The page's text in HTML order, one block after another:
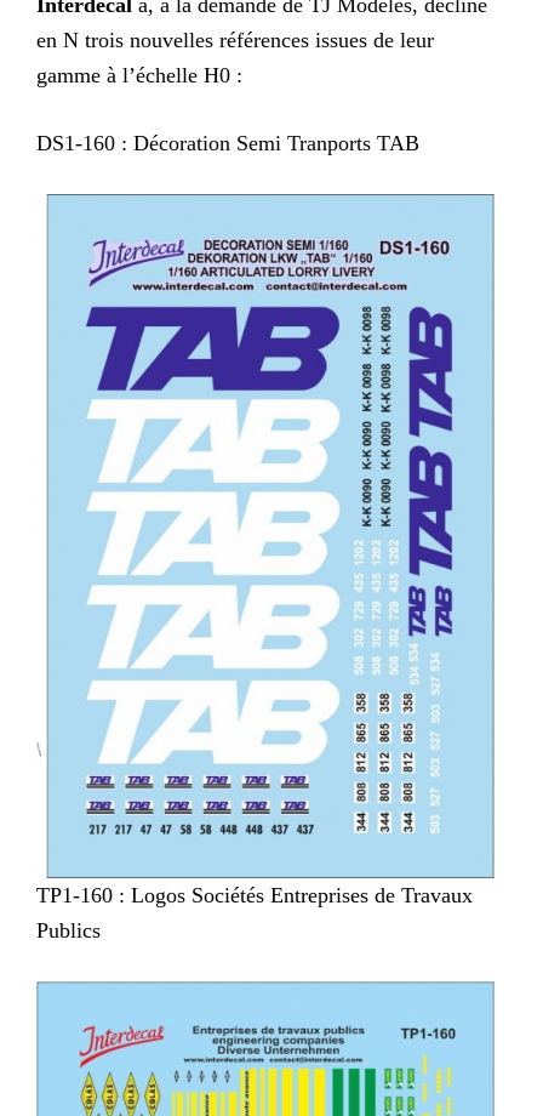
en N trois nouvelles références issues de leur
gamme à l’échelle H0 :
DS1-160 : Décoration Semi Tranports TAB
TP1-160 : Logos Sociétés Entreprises de Travaux
Publics